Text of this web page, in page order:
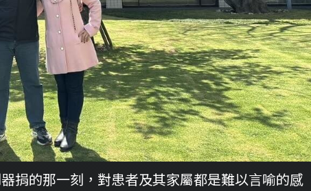
捐的那一刻，對患者及其家屬都是難以言喻的感